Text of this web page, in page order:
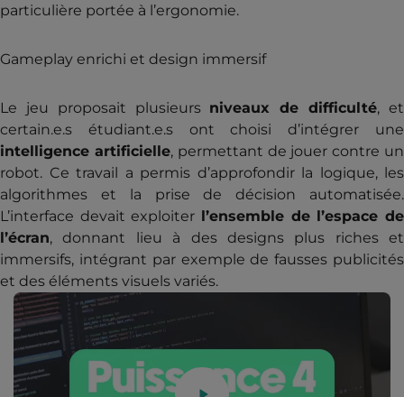
particulière portée à l’ergonomie.
Gameplay enrichi et design immersif
Le jeu proposait plusieurs niveaux de difficulté, et
certain.e.s étudiant.e.s ont choisi d’intégrer une
intelligence artificielle, permettant de jouer contre un
robot. Ce travail a permis d’approfondir la logique, les
algorithmes et la prise de décision automatisée.
L’interface devait exploiter l’ensemble de l’espace de
l’écran, donnant lieu à des designs plus riches et
immersifs, intégrant par exemple de fausses publicités
et des éléments visuels variés.